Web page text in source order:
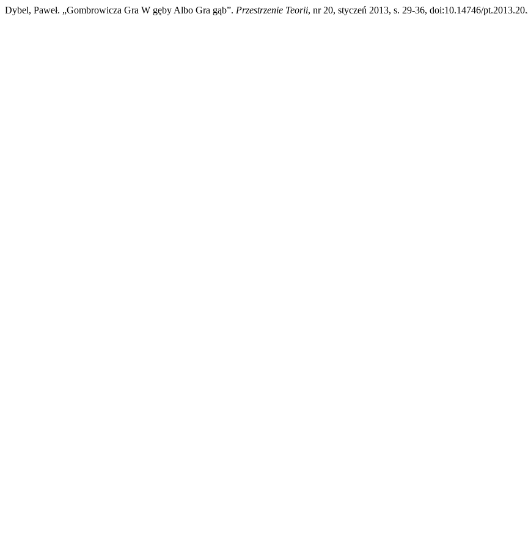
Dybel, Paweł. „Gombrowicza Gra W gęby Albo Gra gąb”. Przestrzenie Teorii, nr 20, styczeń 2013, s. 29-36, doi:10.14746/